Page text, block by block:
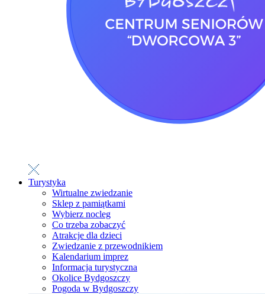
Turystyka
Wirtualne zwiedzanie
Sklep z pamiątkami
Wybierz nocleg
Co trzeba zobaczyć
Atrakcje dla dzieci
Zwiedzanie z przewodnikiem
Kalendarium imprez
Informacja turystyczna
Okolice Bydgoszczy
Pogoda w Bydgoszczy